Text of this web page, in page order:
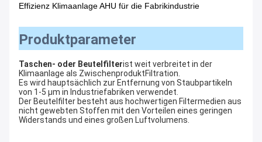
Effizienz Klimaanlage AHU für die Fabrikindustrie
Produktparameter
Taschen- oder Beutelfilterist weit verbreitet in der
Klimaanlage als ZwischenproduktFiltration.
Es wird hauptsächlich zur Entfernung von Staubpartikeln
von 1-5 μm in Industriefabriken verwendet.
Der Beutelfilter besteht aus hochwertigen Filtermedien aus
nicht gewebten Stoffen mit den Vorteilen eines geringen
Widerstands und eines großen Luftvolumens.